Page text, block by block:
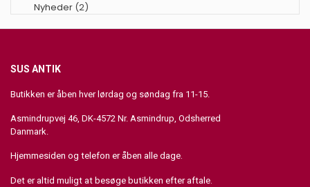
Nyheder (2)
SUS ANTIK
Butikken er åben hver lørdag og søndag fra 11-15.
Asmindrupvej 46, DK-4572 Nr. Asmindrup, Odsherred
Danmark.
Hjemmesiden og telefon er åben alle dage.
Det er altid muligt at besøge butikken efter aftale.